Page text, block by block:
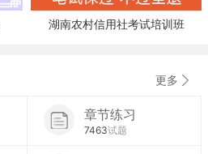
湖南农村信用社考试培训班
更多
章节练习
7463试题